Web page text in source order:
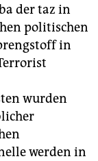
der taz in
politischen
in
wurden
werden in